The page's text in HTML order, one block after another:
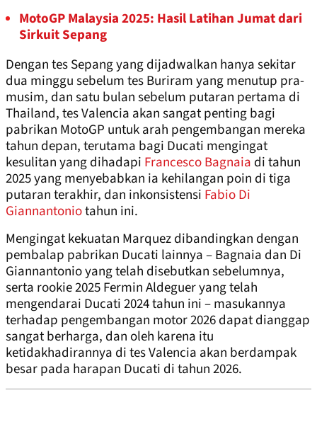
MotoGP Malaysia 2025: Hasil Latihan Jumat dari
Sirkuit Sepang
Dengan tes Sepang yang dijadwalkan hanya sekitar
dua minggu sebelum tes Buriram yang menutup pra-
musim, dan satu bulan sebelum putaran pertama di
Thailand, tes Valencia akan sangat penting bagi
pabrikan MotoGP untuk arah pengembangan mereka
tahun depan, terutama bagi Ducati mengingat
kesulitan yang dihadapi Francesco Bagnaia di tahun
2025 yang menyebabkan ia kehilangan poin di tiga
putaran terakhir, dan inkonsistensi Fabio Di
Giannantoniotahun ini.
Mengingat kekuatan Marquez dibandingkan dengan
pembalap pabrikan Ducati lainnya – Bagnaia dan Di
Giannantonio yang telah disebutkan sebelumnya,
serta rookie 2025 Fermin Aldeguer yang telah
mengendarai Ducati 2024 tahun ini – masukannya
terhadap pengembangan motor 2026 dapat dianggap
sangat berharga, dan oleh karena itu
ketidakhadirannya di tes Valencia akan berdampak
besar pada harapan Ducati di tahun 2026.